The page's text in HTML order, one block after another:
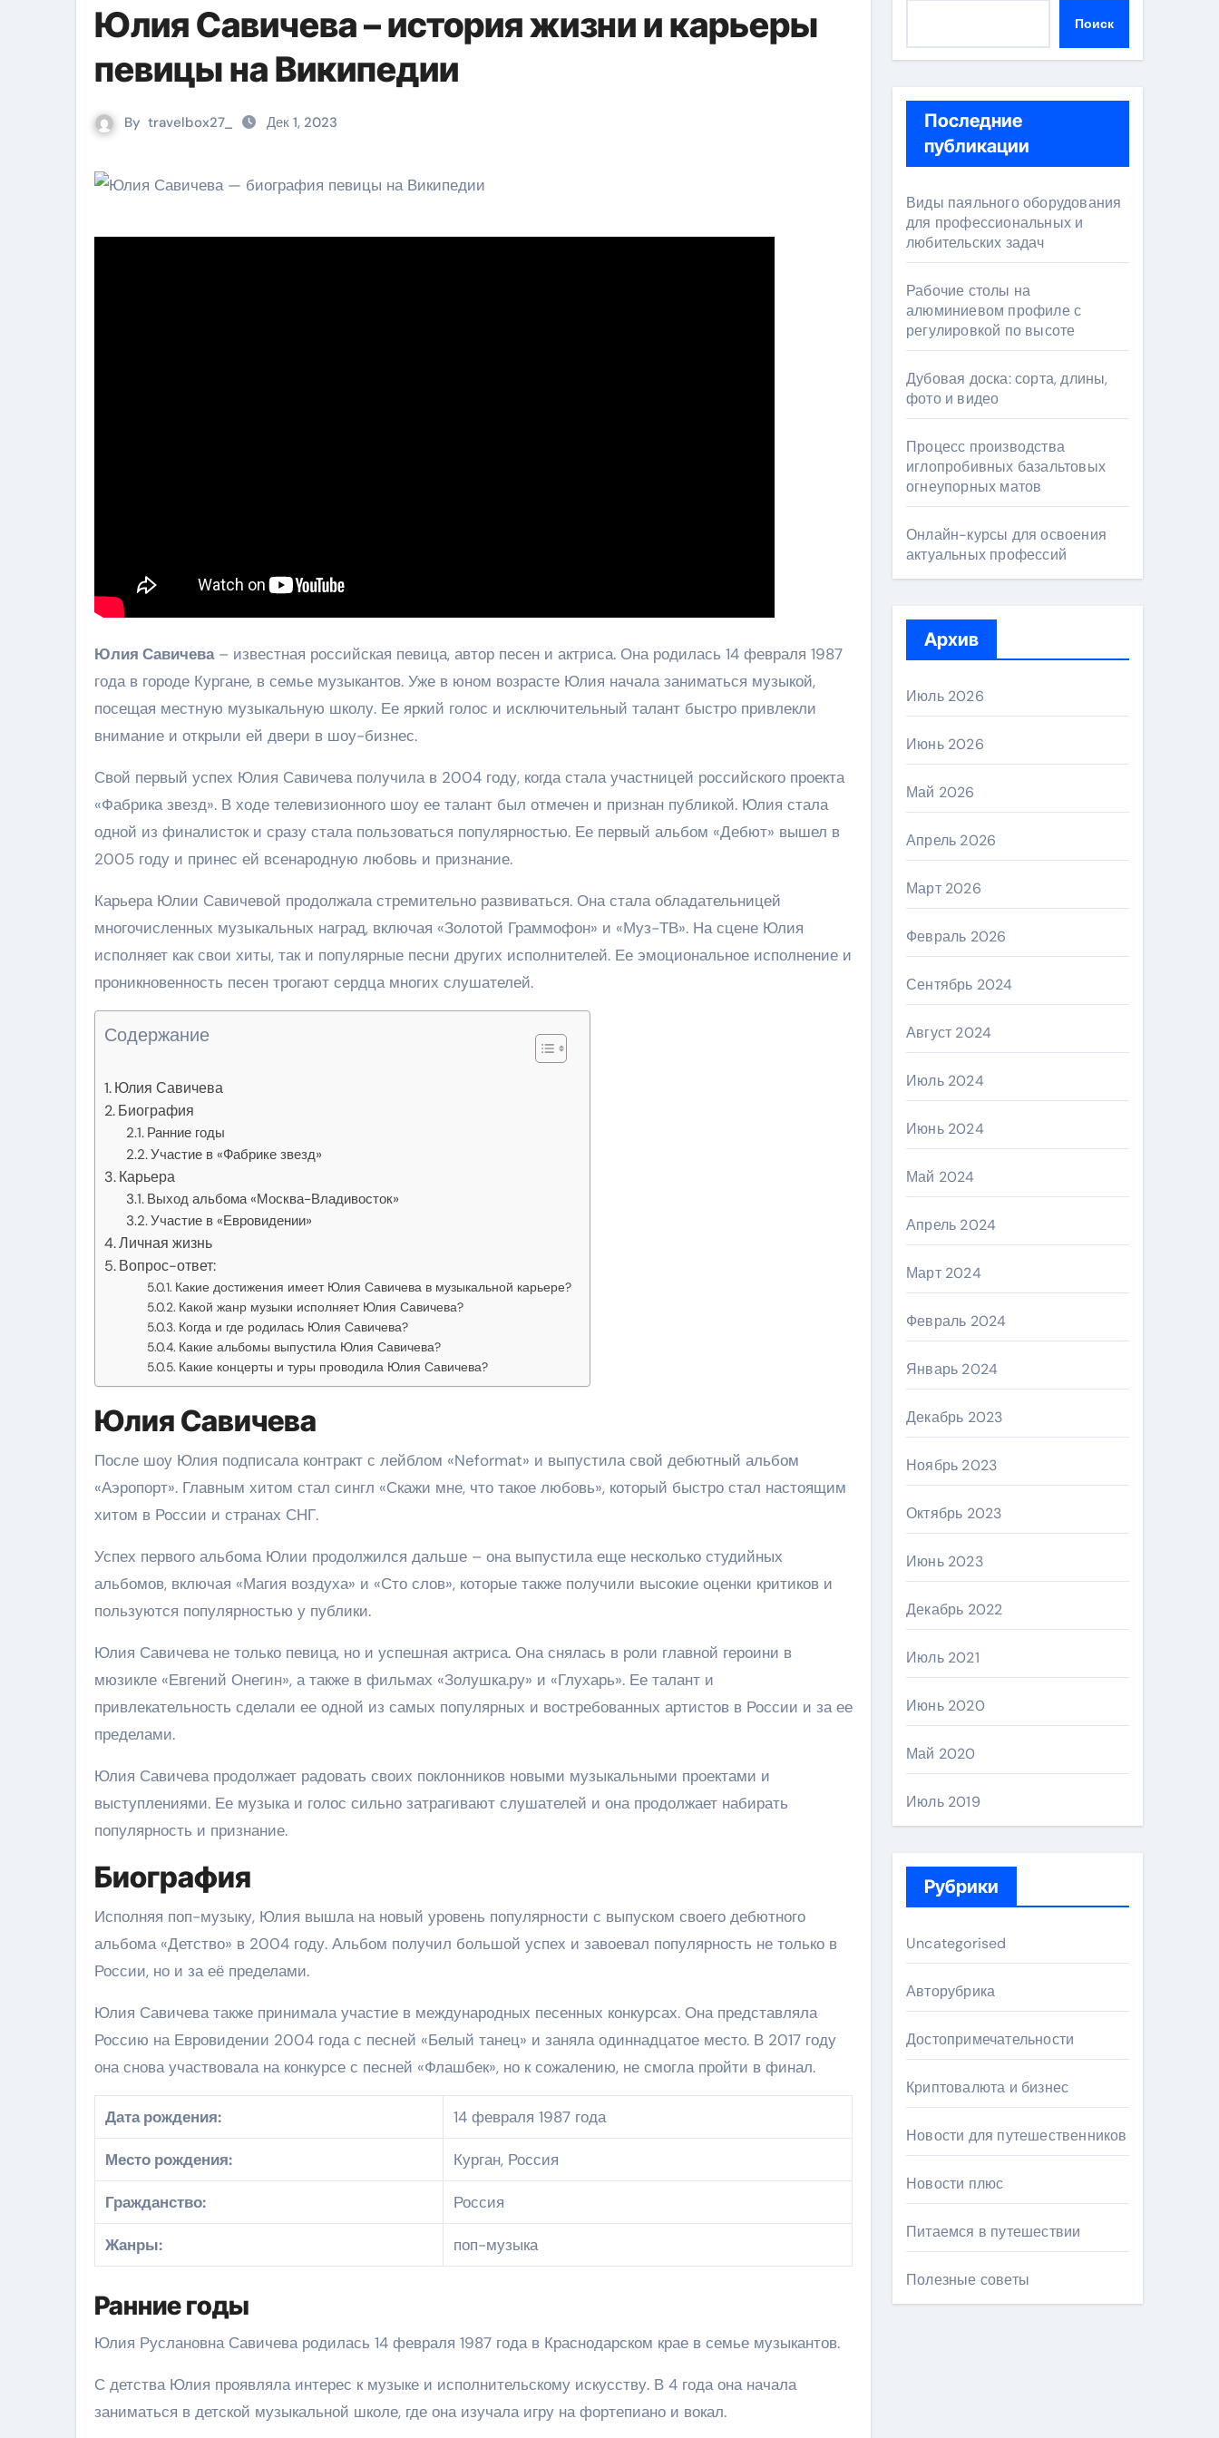
Юлия Савичева – история жизни и карьеры
певицы на Википедии
By travelbox27_ Дек 1, 2023
Юлия Савичева– известная российская певица, автор песен и актриса. Она родилась 14 февраля 1987
года в городе Кургане, в семье музыкантов. Уже в юном возрасте Юлия начала заниматься музыкой,
посещая местную музыкальную школу. Ее яркий голос и исключительный талант быстро привлекли
внимание и открыли ей двери в шоу-бизнес.
Свой первый успех Юлия Савичева получила в 2004 году, когда стала участницей российского проекта
«Фабрика звезд». В ходе телевизионного шоу ее талант был отмечен и признан публикой. Юлия стала
одной из финалисток и сразу стала пользоваться популярностью. Ее первый альбом «Дебют» вышел в
2005 году и принес ей всенародную любовь и признание.
Карьера Юлии Савичевой продолжала стремительно развиваться. Она стала обладательницей
многочисленных музыкальных наград, включая «Золотой Граммофон» и «Муз-ТВ». На сцене Юлия
исполняет как свои хиты, так и популярные песни других исполнителей. Ее эмоциональное исполнение и
проникновенность песен трогают сердца многих слушателей.
Содержание
Юлия Савичева
Биография
Ранние годы
Участие в «Фабрике звезд»
Карьера
Выход альбома «Москва-Владивосток»
Участие в «Евровидении»
Личная жизнь
Вопрос-ответ:
Какие достижения имеет Юлия Савичева в музыкальной карьере?
Какой жанр музыки исполняет Юлия Савичева?
Когда и где родилась Юлия Савичева?
Какие альбомы выпустила Юлия Савичева?
Какие концерты и туры проводила Юлия Савичева?
Юлия Савичева
После шоу Юлия подписала контракт с лейблом «Neformat» и выпустила свой дебютный альбом
«Аэропорт». Главным хитом стал сингл «Скажи мне, что такое любовь», который быстро стал настоящим
хитом в России и странах СНГ.
Успех первого альбома Юлии продолжился дальше – она выпустила еще несколько студийных
альбомов, включая «Магия воздуха» и «Сто слов», которые также получили высокие оценки критиков и
пользуются популярностью у публики.
Юлия Савичева не только певица, но и успешная актриса. Она снялась в роли главной героини в
мюзикле «Евгений Онегин», а также в фильмах «Золушка.ру» и «Глухарь». Ее талант и
привлекательность сделали ее одной из самых популярных и востребованных артистов в России и за ее
пределами.
Юлия Савичева продолжает радовать своих поклонников новыми музыкальными проектами и
выступлениями. Ее музыка и голос сильно затрагивают слушателей и она продолжает набирать
популярность и признание.
Биография
Исполняя поп-музыку, Юлия вышла на новый уровень популярности с выпуском своего дебютного
альбома «Детство» в 2004 году. Альбом получил большой успех и завоевал популярность не только в
России, но и за её пределами.
Юлия Савичева также принимала участие в международных песенных конкурсах. Она представляла
Россию на Евровидении 2004 года с песней «Белый танец» и заняла одиннадцатое место. В 2017 году
она снова участвовала на конкурсе с песней «Флашбек», но к сожалению, не смогла пройти в финал.
Дата рождения: 14 февраля 1987 года
Место рождения: Курган, Россия
Гражданство: Россия
Жанры: поп-музыка
Ранние годы
Юлия Руслановна Савичева родилась 14 февраля 1987 года в Краснодарском крае в семье музыкантов.
С детства Юлия проявляла интерес к музыке и исполнительскому искусству. В 4 года она начала
заниматься в детской музыкальной школе, где она изучала игру на фортепиано и вокал.
Поиск
Последние
публикации
Виды паяльного оборудования
для профессиональных и
любительских задач
Рабочие столы на
алюминиевом профиле с
регулировкой по высоте
Дубовая доска: сорта, длины,
фото и видео
Процесс производства
иглопробивных базальтовых
огнеупорных матов
Онлайн-курсы для освоения
актуальных профессий
Архив
Июль 2026
Июнь 2026
Май 2026
Апрель 2026
Март 2026
Февраль 2026
Сентябрь 2024
Август 2024
Июль 2024
Июнь 2024
Май 2024
Апрель 2024
Март 2024
Февраль 2024
Январь 2024
Декабрь 2023
Ноябрь 2023
Октябрь 2023
Июнь 2023
Декабрь 2022
Июль 2021
Июнь 2020
Май 2020
Июль 2019
Рубрики
Uncategorised
Авторубрика
Достопримечательности
Криптовалюта и бизнес
Новости для путешественников
Новости плюс
Питаемся в путешествии
Полезные советы